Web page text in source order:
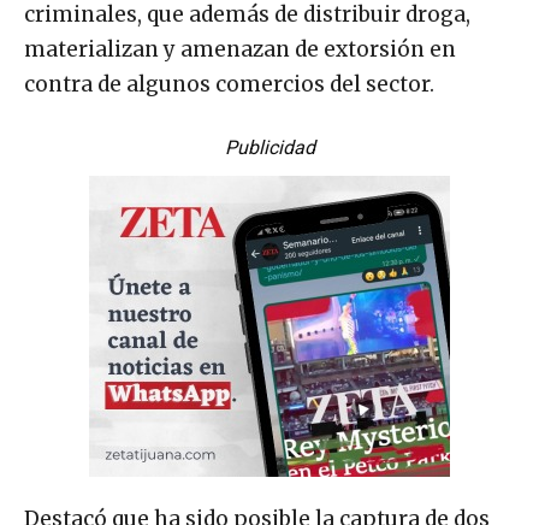
criminales, que además de distribuir droga,
materializan y amenazan de extorsión en
contra de algunos comercios del sector.
Publicidad
Destacó que ha sido posible la captura de dos